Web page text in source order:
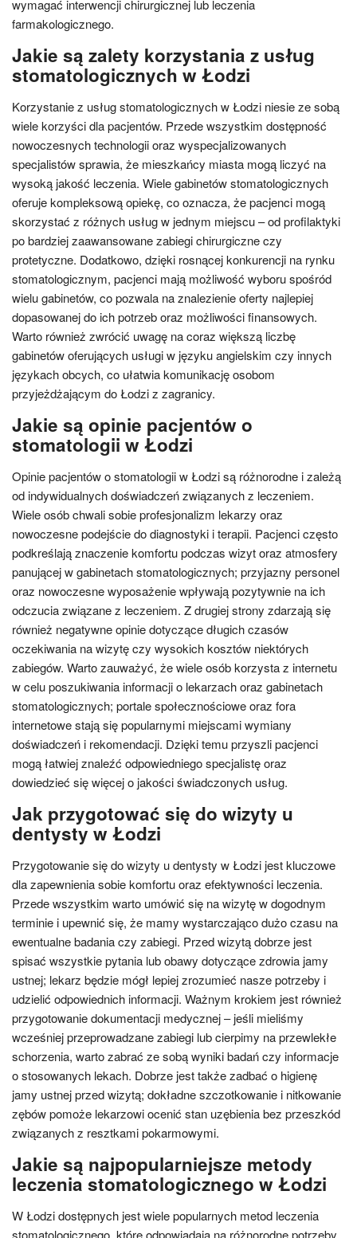
wymagać interwencji chirurgicznej lub leczenia
farmakologicznego.
Jakie są zalety korzystania z usług
stomatologicznych w Łodzi
Korzystanie z usług stomatologicznych w Łodzi niesie ze sobą
wiele korzyści dla pacjentów. Przede wszystkim dostępność
nowoczesnych technologii oraz wyspecjalizowanych
specjalistów sprawia, że mieszkańcy miasta mogą liczyć na
wysoką jakość leczenia. Wiele gabinetów stomatologicznych
oferuje kompleksową opiekę, co oznacza, że pacjenci mogą
skorzystać z różnych usług w jednym miejscu – od profilaktyki
po bardziej zaawansowane zabiegi chirurgiczne czy
protetyczne. Dodatkowo, dzięki rosnącej konkurencji na rynku
stomatologicznym, pacjenci mają możliwość wyboru spośród
wielu gabinetów, co pozwala na znalezienie oferty najlepiej
dopasowanej do ich potrzeb oraz możliwości finansowych.
Warto również zwrócić uwagę na coraz większą liczbę
gabinetów oferujących usługi w języku angielskim czy innych
językach obcych, co ułatwia komunikację osobom
przyjeżdżającym do Łodzi z zagranicy.
Jakie są opinie pacjentów o
stomatologii w Łodzi
Opinie pacjentów o stomatologii w Łodzi są różnorodne i zależą
od indywidualnych doświadczeń związanych z leczeniem.
Wiele osób chwali sobie profesjonalizm lekarzy oraz
nowoczesne podejście do diagnostyki i terapii. Pacjenci często
podkreślają znaczenie komfortu podczas wizyt oraz atmosfery
panującej w gabinetach stomatologicznych; przyjazny personel
oraz nowoczesne wyposażenie wpływają pozytywnie na ich
odczucia związane z leczeniem. Z drugiej strony zdarzają się
również negatywne opinie dotyczące długich czasów
oczekiwania na wizytę czy wysokich kosztów niektórych
zabiegów. Warto zauważyć, że wiele osób korzysta z internetu
w celu poszukiwania informacji o lekarzach oraz gabinetach
stomatologicznych; portale społecznościowe oraz fora
internetowe stają się popularnymi miejscami wymiany
doświadczeń i rekomendacji. Dzięki temu przyszli pacjenci
mogą łatwiej znaleźć odpowiedniego specjalistę oraz
dowiedzieć się więcej o jakości świadczonych usług.
Jak przygotować się do wizyty u
dentysty w Łodzi
Przygotowanie się do wizyty u dentysty w Łodzi jest kluczowe
dla zapewnienia sobie komfortu oraz efektywności leczenia.
Przede wszystkim warto umówić się na wizytę w dogodnym
terminie i upewnić się, że mamy wystarczająco dużo czasu na
ewentualne badania czy zabiegi. Przed wizytą dobrze jest
spisać wszystkie pytania lub obawy dotyczące zdrowia jamy
ustnej; lekarz będzie mógł lepiej zrozumieć nasze potrzeby i
udzielić odpowiednich informacji. Ważnym krokiem jest również
przygotowanie dokumentacji medycznej – jeśli mieliśmy
wcześniej przeprowadzane zabiegi lub cierpimy na przewlekłe
schorzenia, warto zabrać ze sobą wyniki badań czy informacje
o stosowanych lekach. Dobrze jest także zadbać o higienę
jamy ustnej przed wizytą; dokładne szczotkowanie i nitkowanie
zębów pomoże lekarzowi ocenić stan uzębienia bez przeszkód
związanych z resztkami pokarmowymi.
Jakie są najpopularniejsze metody
leczenia stomatologicznego w Łodzi
W Łodzi dostępnych jest wiele popularnych metod leczenia
stomatologicznego, które odpowiadają na różnorodne potrzeby